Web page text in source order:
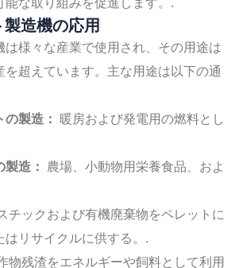
造機の応用
は様々な産業で使用され、その用途は
を超えています。主な用途は以下の通
製造： 暖房および発電用の燃料とし
造：
農場、小動物用栄養食品、およ
チックおよび有機廃棄物をペレットに
はリサイクルに供する。.
物残渣をエネルギーや飼料として利用